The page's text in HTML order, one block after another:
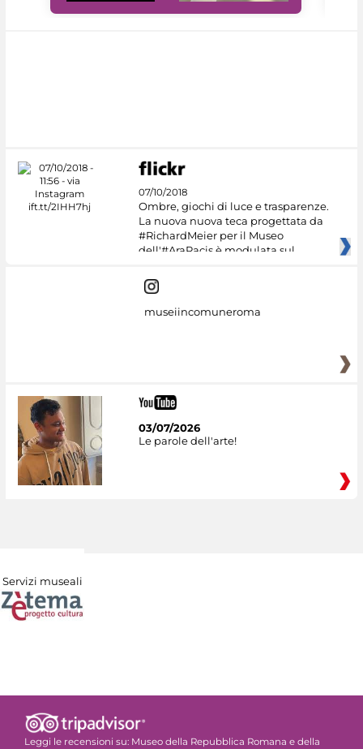
07/10/2018
Ombre, giochi di luce e trasparenze.
La nuova nuova teca progettata da
#RichardMeier per il Museo
dell'#AraPacis è modulata sul
museiincomuneroma
03/07/2026
Le parole dell'arte!
Servizi museali
Leggi le recensioni su: Museo della Repubblica Romana e della